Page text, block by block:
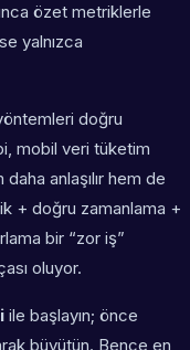
özet metriklerle
yalnızca
doğru
mobil veri tüketim
anlaşılır hem de
+ doğru zamanlama +
bir “zor iş”
oluyor.
ile başlayın; önce
büyütün. Bence en